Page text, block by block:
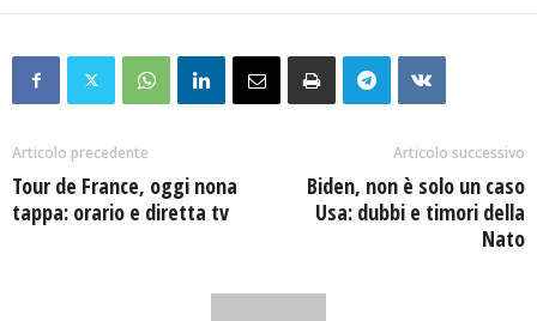
Articolo precedente
Tour de France, oggi nona
tappa: orario e diretta tv
Articolo successivo
Biden, non è solo un caso
Usa: dubbi e timori della
Nato